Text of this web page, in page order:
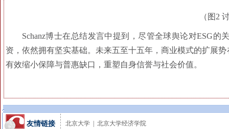
（图2
Schanz博士在总结发言中提到，尽管全球舆论对ESG
资，依然拥有坚实基础。未来五至十五年，商业模式的扩展
有效缩小保障与普惠缺口，重塑自身信誉与社会价值。
友情链接 北京大学 北京大学经济学院